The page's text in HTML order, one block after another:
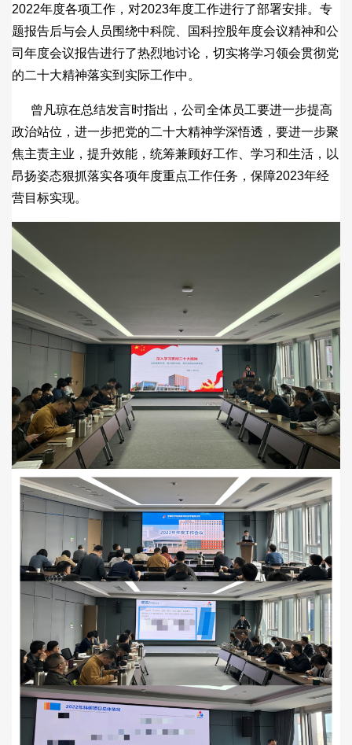
2022年度各项工作，对2023年度工作进行了部署安排。专
题报告后与会人员围绕中科院、国科控股年度会议精神和公
司年度会议报告进行了热烈地讨论，切实将学习领会贯彻党
的二十大精神落实到实际工作中。
曾凡琼在总结发言时指出，公司全体员工要进一步提高
政治站位，进一步把党的二十大精神学深悟透，要进一步聚
焦主责主业，提升效能，统筹兼顾好工作、学习和生活，以
昂扬姿态狠抓落实各项年度重点工作任务，保障2023年经
营目标实现。